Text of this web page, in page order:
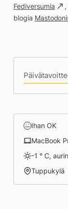
Fediversumia
blogia
Ihan OK
MacBook
-1 ° C,
Tuppukylä